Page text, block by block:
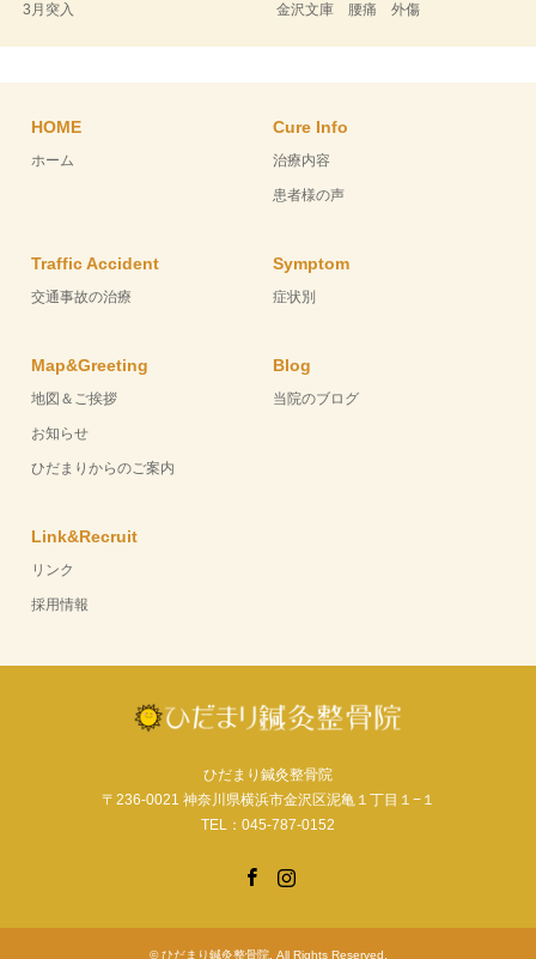
3月突入 金沢文庫 腰痛 外傷
HOME
ホーム
Cure Info
治療内容
患者様の声
Traffic Accident
交通事故の治療
Symptom
症状別
Map&Greeting
地図＆ご挨拶
お知らせ
ひだまりからのご案内
Blog
当院のブログ
Link&Recruit
リンク
採用情報
ひだまり鍼灸整骨院
〒236-0021 神奈川県横浜市金沢区泥亀１丁目１−１
TEL：045-787-0152
©ひだまり鍼灸整骨院. All Rights Reserved.